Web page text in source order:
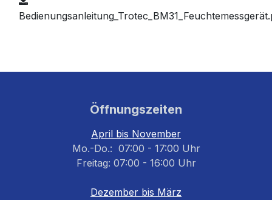
Öffnungszeiten
April bis November
Mo.-Do.: 07:00 - 17:00 Uhr
Freitag: 07:00 - 16:00 Uhr
Dezember bis März